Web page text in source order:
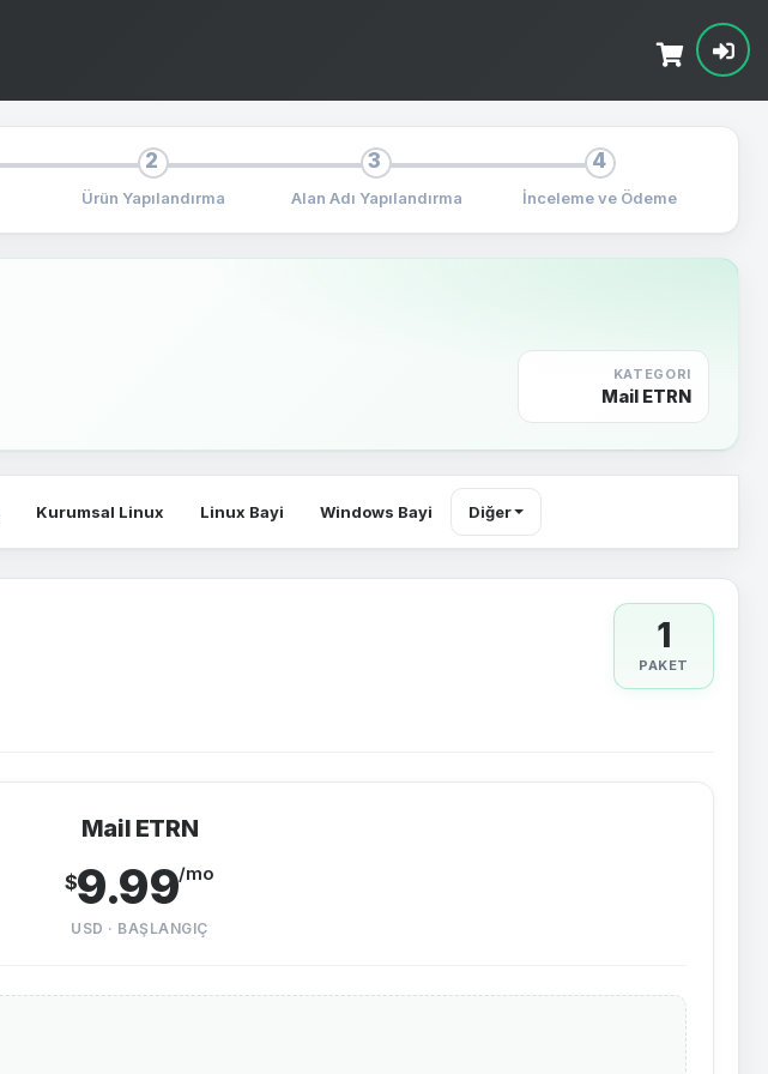
2
Ürün Yapılandırma
3
Alan Adı Yapılandırma
4
İnceleme ve Ödeme
KATEGORI
Mail ETRN
Kurumsal Linux Linux Bayi Windows Bayi Diğer
1
PAKET
Mail ETRN
$9.99/mo
USD · BAŞLANGIÇ